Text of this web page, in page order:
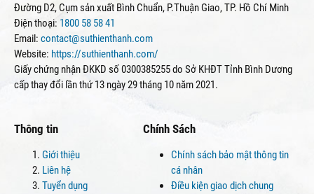
Đường D2, Cụm sản xuất Bình Chuẩn, P.Thuận Giao, TP. Hồ Chí Minh
Điện thoại: 1800 58 58 41
Email: contact@suthienthanh.com
Website: https://suthienthanh.com/
Giấy chứng nhận ĐKKD số 0300385255 do Sở KHĐT Tỉnh Bình Dương
cấp thay đổi lần thứ 13 ngày 29 tháng 10 năm 2021.
Thông tin
Giới thiệu
Liên hệ
Tuyển dụng
Chính Sách
Chính sách bảo mật thông tin
cá nhân
Điều kiện giao dịch chung